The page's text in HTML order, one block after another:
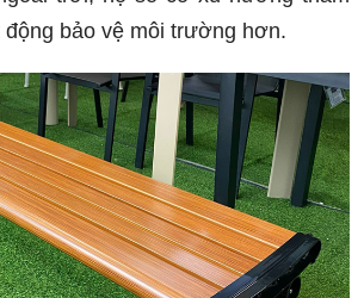
động bảo vệ môi trường hơn.